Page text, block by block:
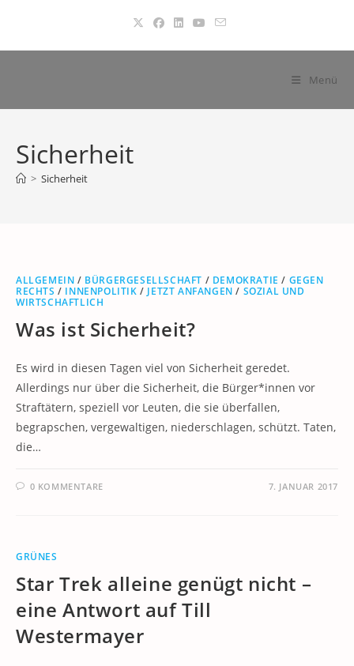
springen
Menü
Sicherheit
> Sicherheit
ALLGEMEIN / BÜRGERGESELLSCHAFT / DEMOKRATIE / GEGEN
RECHTS / INNENPOLITIK / JETZT ANFANGEN / SOZIAL UND
WIRTSCHAFTLICH
Was ist Sicherheit?
Es wird in diesen Tagen viel von Sicherheit geredet.
Allerdings nur über die Sicherheit, die Bürger*innen vor
Straftätern, speziell vor Leuten, die sie überfallen,
begrapschen, vergewaltigen, niederschlagen, schützt. Taten,
die…
0 KOMMENTARE 7. JANUAR 2017
GRÜNES
Star Trek alleine genügt nicht –
eine Antwort auf Till
Westermayer